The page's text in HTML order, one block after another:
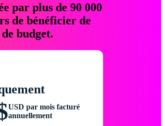
par plus de 90 000
de bénéficier de
budget.
USD par mois facturé
annuellement